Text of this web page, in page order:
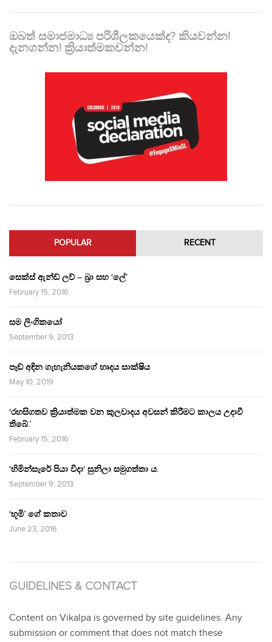
ඔබත් සමාජමාධ්‍ය පරිශීලකයෙක්ද? කියවන්න!
දැනගන්න! ක්‍රියාත්මකවන්න!
POPULAR RECENT
සෙක්ස් ඇන්ඩ් ලව් – බ්‍රා සහ ‘ලේ’
February 15, 2016
සම ලිංගිකයෝ
September 9, 2013
පෑඩ් අඳින ගැහැනියකගේ හෘදය සාක්ෂිය
May 10, 2019
‘රහසිගතව ක්‍රියාත්මක වන කුලවාදය අවසන් කිරීමට කාලය උදාවී
තිබේ.’
February 15, 2016
‘හිමින්සැරේ පියා විදා‘ සුනිලා සමුගත්තා ය.
September 9, 2013
‘භූමි’ ගේ කතාව
June 23, 2016
GUIDELINES & CONTACT
Content on Vikalpa is governed by site guidelines. Any
submission or comment that does not match these